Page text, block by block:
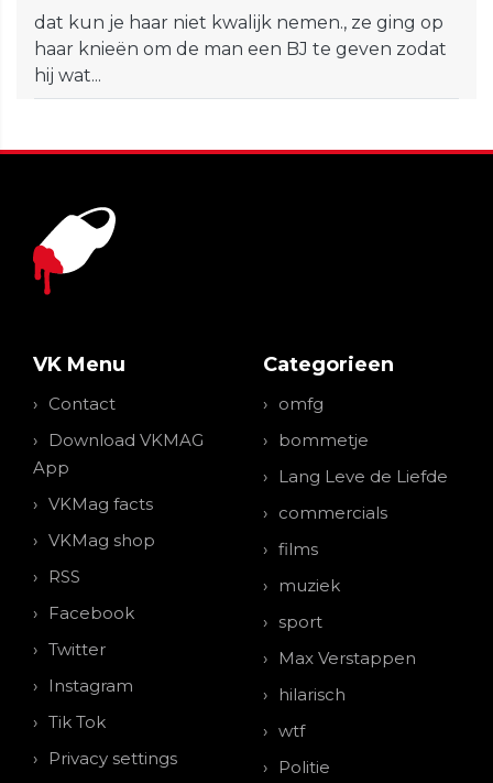
dat kun je haar niet kwalijk nemen., ze ging op
haar knieën om de man een BJ te geven zodat
hij wat...
VK Menu
Contact
Download VKMAG
App
VKMag facts
VKMag shop
RSS
Facebook
Twitter
Instagram
Tik Tok
Privacy settings
Categorieen
omfg
bommetje
Lang Leve de Liefde
commercials
films
muziek
sport
Max Verstappen
hilarisch
wtf
Politie